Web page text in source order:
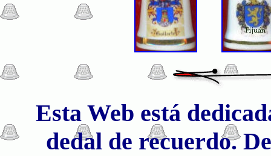
Esta Web está
dedal de recuerdo.